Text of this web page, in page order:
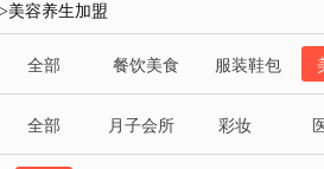
>美容养生加盟
全部 餐饮美食 服装鞋包
全部 月子会所 彩妆